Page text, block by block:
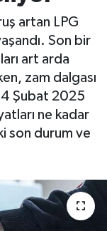
artan LPG
Son bir
art arda
zam dalgası
Şubat 2025
ne kadar
son durum ve